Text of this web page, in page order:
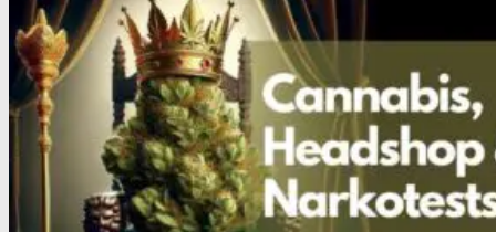
Sniff & Snus
Master blastere
Snuff Box
Snifferør
Sniffesæt
Pulverbeholdere
Pulverknusere
Digital vægte